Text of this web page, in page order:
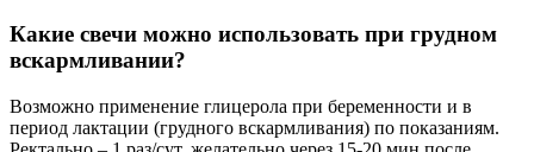
Какие свечи можно использовать при грудном
вскармливании?
Возможно применение глицерола при беременности и в
период лактации (грудного вскармливания) по показаниям.